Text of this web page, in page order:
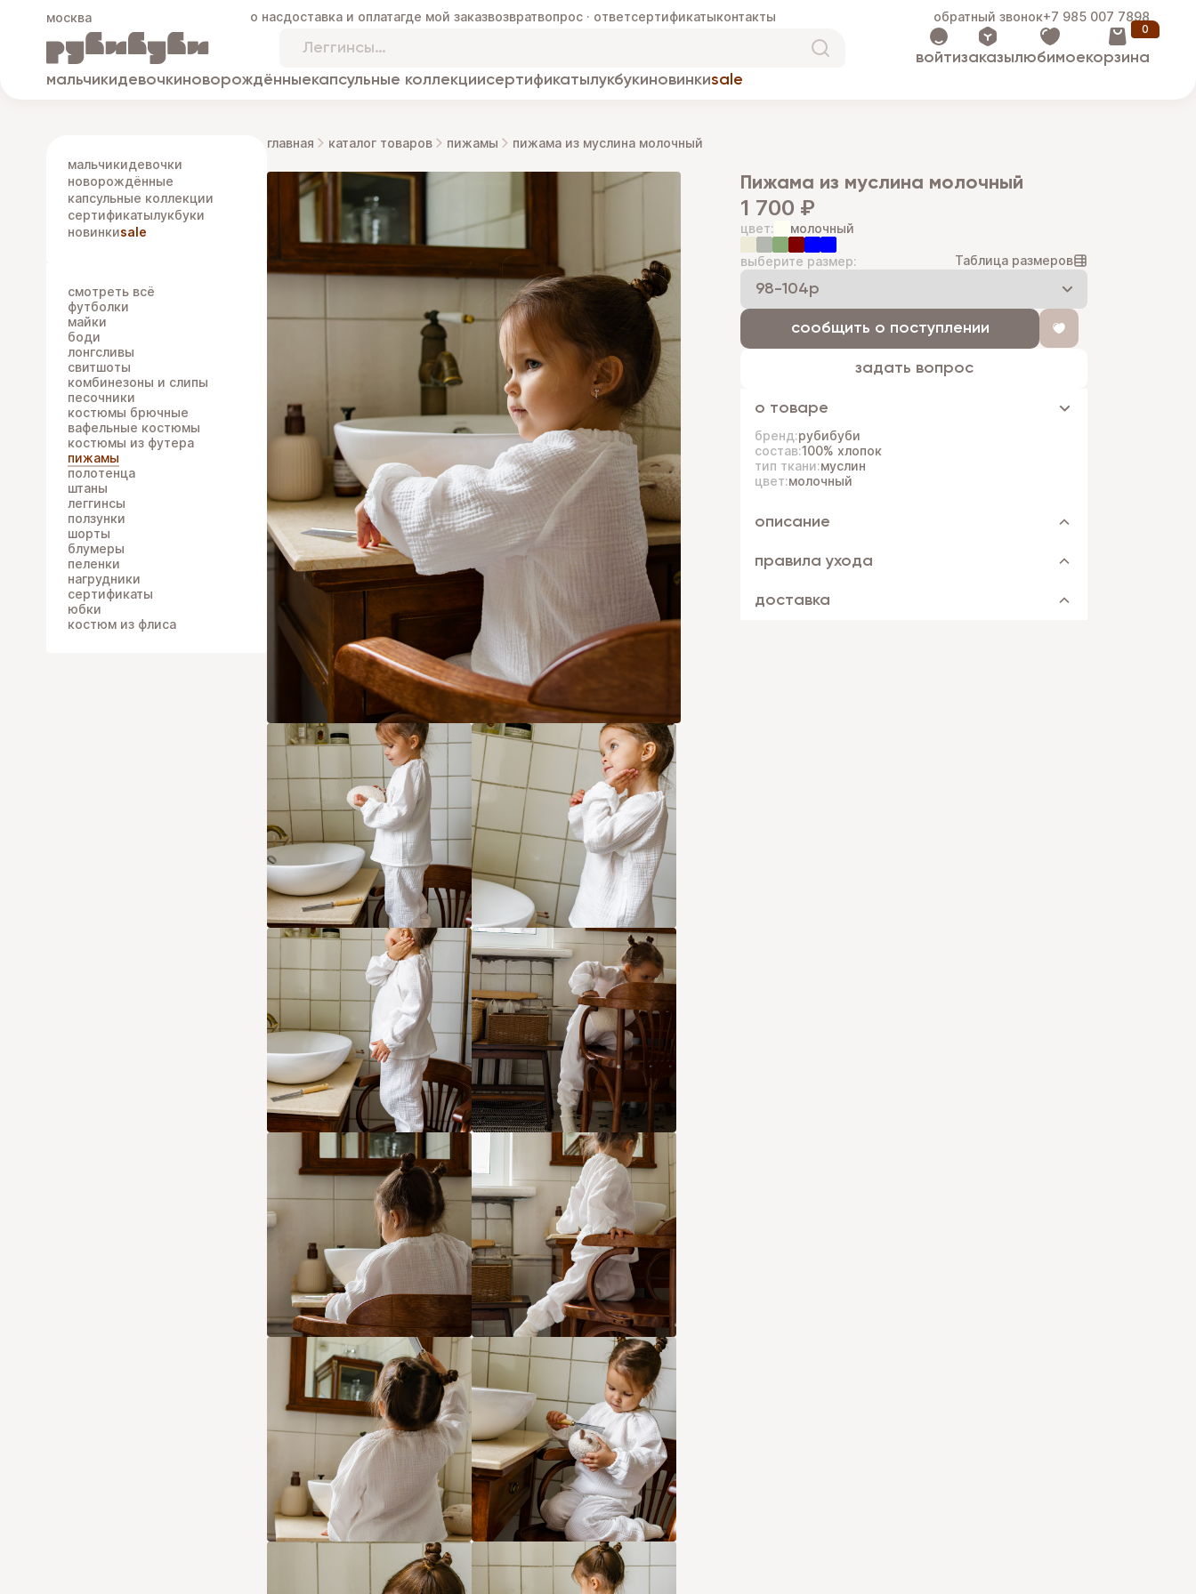
москва о насдоставка и оплатагде мой заказвозвратвопрос · ответсертификатыконтакты обратный звонок+7 985 007 7898
войтизаказылюбимое
0
корзина
мальчикидевочкиноворождённыекапсульные коллекциисертификатылукбукиновинкиsale
мальчикидевочки
новорождённые
капсульные коллекции
сертификатылукбуки
новинкиsale
смотреть всё
футболки
майки
боди
лонгсливы
свитшоты
комбинезоны и слипы
песочники
костюмы брючные
вафельные костюмы
костюмы из футера
пижамы
полотенца
штаны
леггинсы
ползунки
шорты
блумеры
пеленки
нагрудники
сертификаты
юбки
костюм из флиса
главная каталог товаров пижамы пижама из муслина молочный
пижама из муслина молочный
1 700 ₽
цвет: молочный
выберите размер: Таблица размеров
сообщить о поступлении
задать вопрос
о товаре
бренд:рубибуби
состав:100% хлопок
тип ткани:муслин
цвет:молочный
описание
правила ухода
доставка